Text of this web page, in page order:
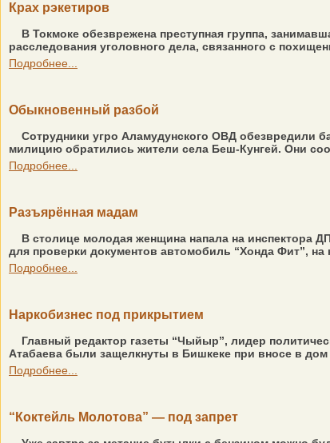
Крах рэкетиров
В Токмоке обезврежена преступная группа,
расследования уголовного дела, связанного с
Подробнее...
Обыкновенный разбой
Сотрудники угро Аламудунского ОВД обезвредили
милицию обратились жители села Беш-Кунгей. Они
Подробнее...
Разъярённая мадам
В столице молодая женщина напала на инспектора
для проверки документов автомобиль “Хонда Фит”, на
Подробнее...
Наркобизнес под прикрытием
Главный редактор газеты “Чыйыр”, лидер
Атабаева были защелкнуты в Бишкеке при вносе в
Подробнее...
“Коктейль Молотова” — под запрет